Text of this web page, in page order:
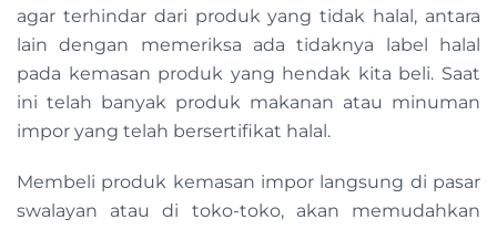
agar terhindar dari produk yang tidak halal, antara
lain dengan memeriksa ada tidaknya label halal
pada kemasan produk yang hendak kita beli. Saat
ini telah banyak produk makanan atau minuman
impor yang telah bersertifikat halal.
Membeli produk kemasan impor langsung di pasar
swalayan atau di toko-toko, akan memudahkan